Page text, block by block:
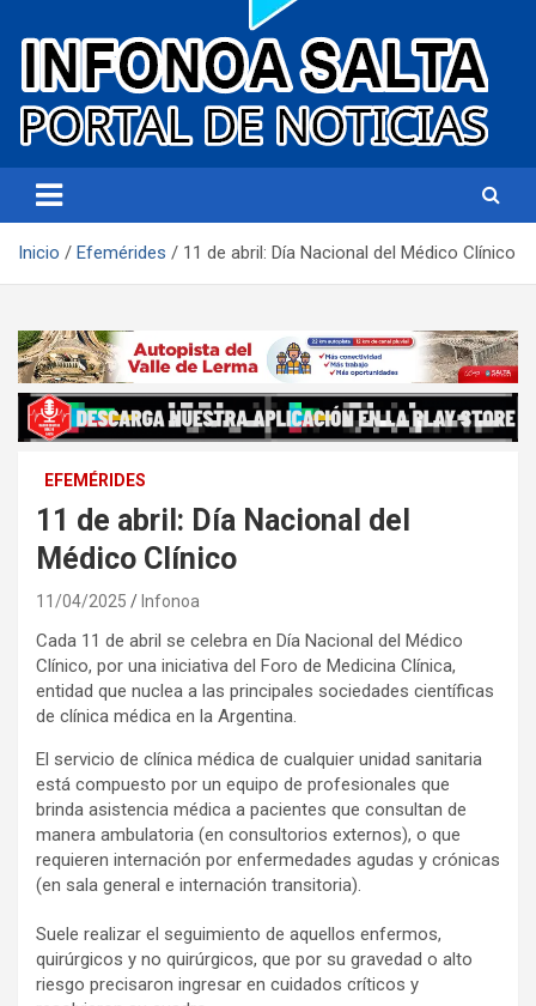
Infonoa Salta
Inicio Efemérides 11 de abril: Día Nacional del Médico Clínico
EFEMÉRIDES
11 de abril: Día Nacional del
Médico Clínico
11/04/2025 Infonoa
Cada 11 de abril se celebra en Día Nacional del Médico
Clínico, por una iniciativa del Foro de Medicina Clínica,
entidad que nuclea a las principales sociedades científicas
de clínica médica en la Argentina.
El servicio de clínica médica de cualquier unidad sanitaria
está compuesto por un equipo de profesionales que
brinda asistencia médica a pacientes que consultan de
manera ambulatoria (en consultorios externos), o que
requieren internación por enfermedades agudas y crónicas
(en sala general e internación transitoria).
Suele realizar el seguimiento de aquellos enfermos,
quirúrgicos y no quirúrgicos, que por su gravedad o alto
riesgo precisaron ingresar en cuidados críticos y